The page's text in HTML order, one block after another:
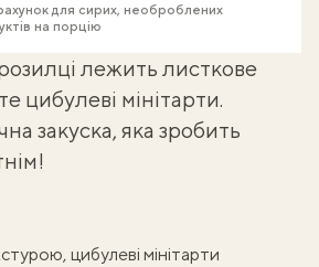
для сирих, необроблених
на порцію
лежить листкове
цибулеві мінітарти.
закуска, яка зробить
цибулеві мінітарти